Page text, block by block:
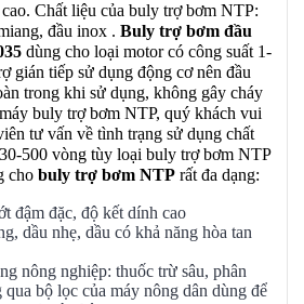
Chất liệu của buly trợ bơm NTP:
đầu inox . Buly trợ bơm đầu
dùng cho loại motor có công suất 1-
gián tiếp sử dụng động cơ nên đầu
trong khi sử dụng, không gây cháy
buly trợ bơm NTP, quý khách vui
tư vấn về tình trạng sử dụng chất
500 vòng tùy loại buly trợ bơm NTP
cho buly trợ bơm NTP rất đa dạng:
đậm đặc, độ kết dính cao
dầu nhẹ, dầu có khả năng hòa tan
nông nghiệp: thuốc trừ sâu, phân
bộ lọc của máy nông dân dùng để